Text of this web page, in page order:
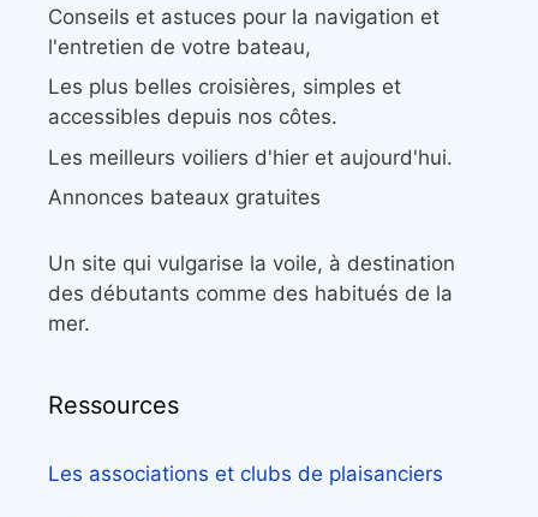
Conseils et astuces pour la navigation et
l'entretien de votre bateau,
Les plus belles croisières, simples et
accessibles depuis nos côtes.
Les meilleurs voiliers d'hier et aujourd'hui.
Annonces bateaux gratuites
Un site qui vulgarise la voile, à destination
des débutants comme des habitués de la
mer.
Ressources
Les associations et clubs de plaisanciers